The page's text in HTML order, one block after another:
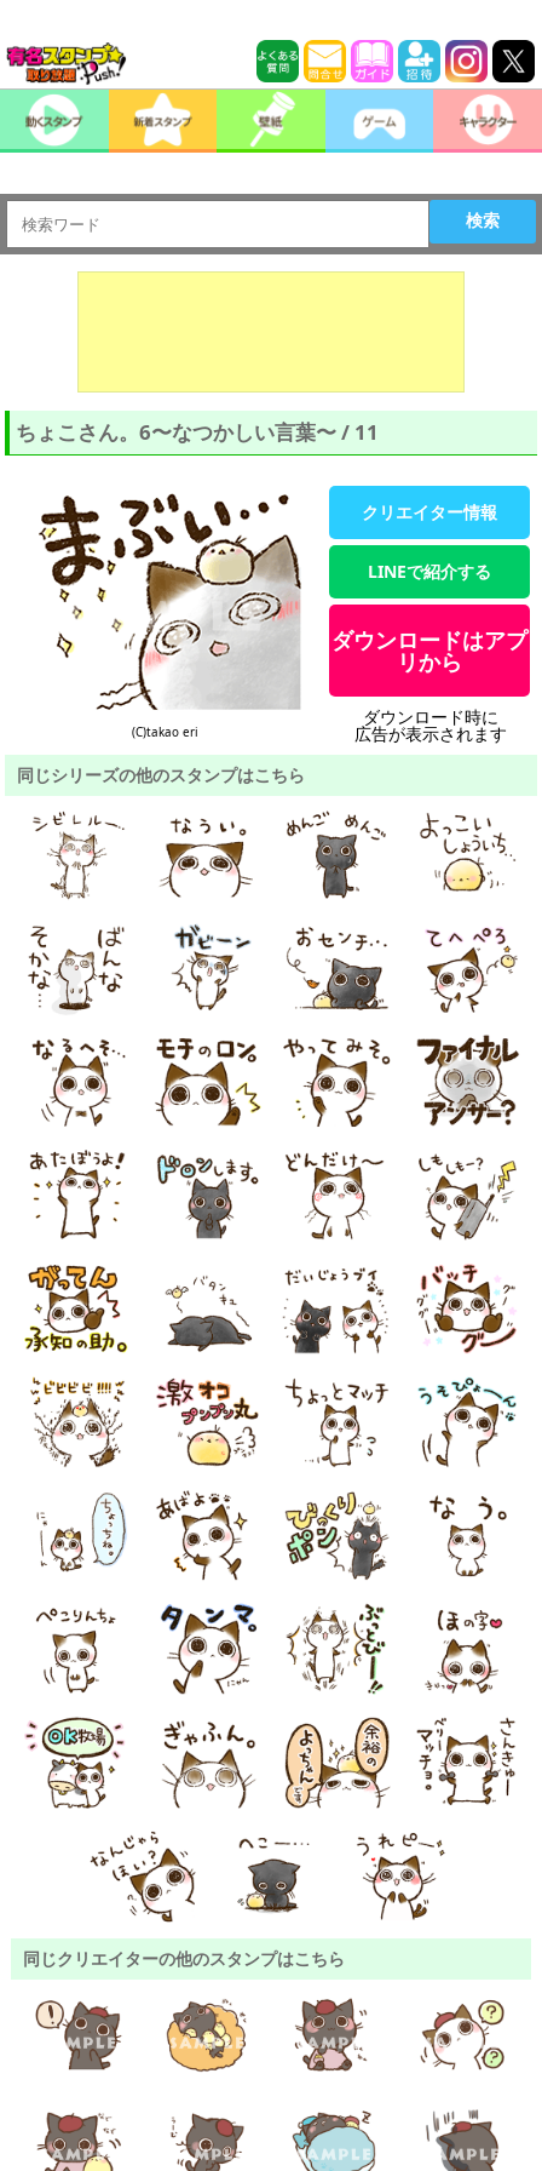
検索
ちょこさん。6〜なつかしい言葉〜 / 11
(C)takao eri
クリエイター情報
LINEで紹介する
ダウンロードはアプ
リから
ダウンロード時に
広告が表示されます
同じシリーズの他のスタンプはこちら
同じクリエイターの他のスタンプはこちら